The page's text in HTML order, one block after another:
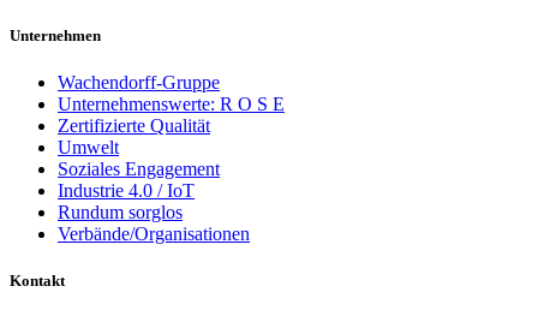
Unternehmen
Wachendorff-Gruppe
Unternehmenswerte: R O S E
Zertifizierte Qualität
Umwelt
Soziales Engagement
Industrie 4.0 / IoT
Rundum sorglos
Verbände/Organisationen
Kontakt